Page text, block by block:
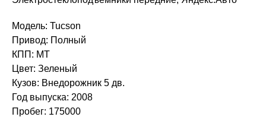
Модель: Tucson
Привод: Полный
КПП: MT
Цвет: Зеленый
Кузов: Внедорожник 5 дв.
Год выпуска: 2008
Пробег: 175000